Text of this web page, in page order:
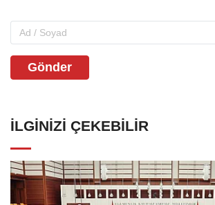
Gönder
İLGINIZI ÇEKEBILIR